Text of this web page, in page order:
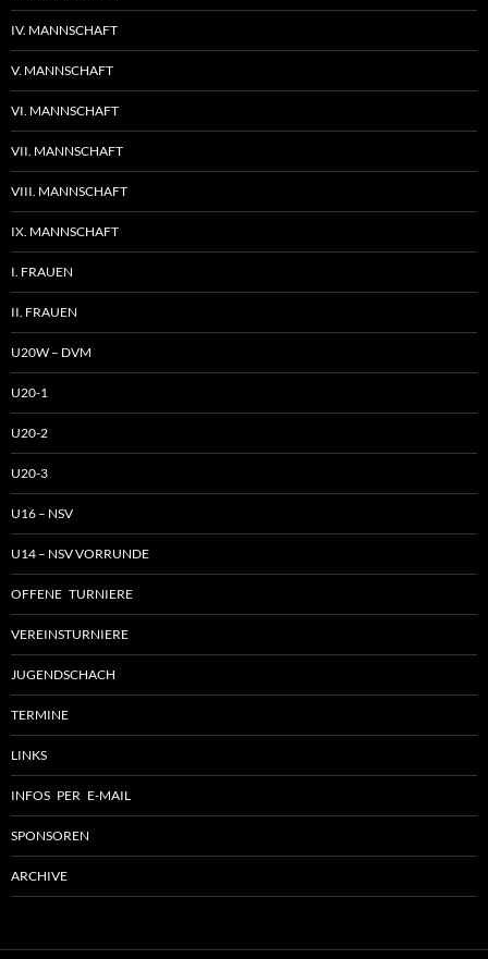
IV. MANNSCHAFT
V. MANNSCHAFT
VI. MANNSCHAFT
VII. MANNSCHAFT
VIII. MANNSCHAFT
IX. MANNSCHAFT
I. FRAUEN
II. FRAUEN
U20W – DVM
U20-1
U20-2
U20-3
U16 – NSV
U14 – NSV VORRUNDE
OFFENE TURNIERE
VEREINSTURNIERE
JUGENDSCHACH
TERMINE
LINKS
INFOS PER E-MAIL
SPONSOREN
ARCHIVE